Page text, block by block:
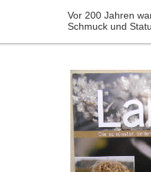
Vor 200 Jahren
Schmuck und